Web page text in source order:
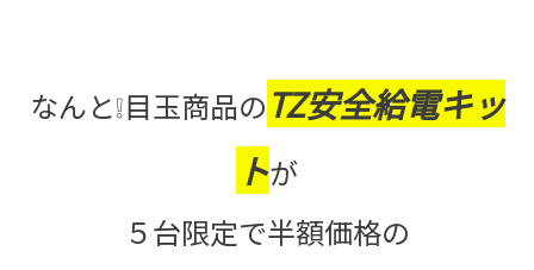
なんと❕目玉商品の TZ安全給電キッ
トが
５台限定で半額価格の